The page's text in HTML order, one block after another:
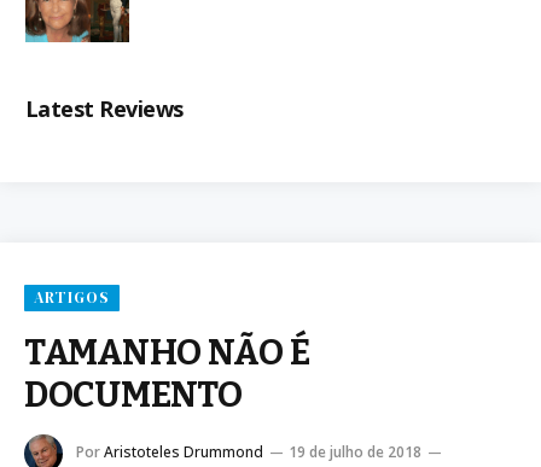
Latest Reviews
ARTIGOS
TAMANHO NÃO É
DOCUMENTO
PorAristoteles Drummond
19 de julho de 2018